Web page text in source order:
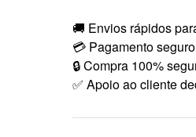
🚚 Envios rápidos
💳 Pagamento
🔒 Compra 100%
✅ Apoio ao cliente